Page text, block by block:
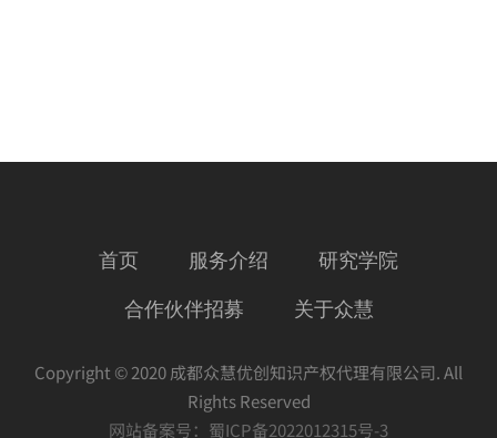
首页 服务介绍 研究学院
合作伙伴招募 关于众慧
Copyright © 2020 成都众慧优创知识产权代理有限公司. All
Rights Reserved
网站备案号： 蜀ICP备2022012315号-3